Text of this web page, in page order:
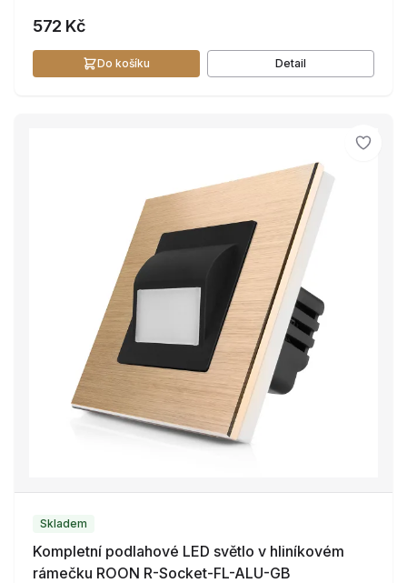
572 Kč
Do košíku Detail
Skladem
Kompletní podlahové LED světlo v hliníkovém
rámečku ROON R-Socket-FL-ALU-GB